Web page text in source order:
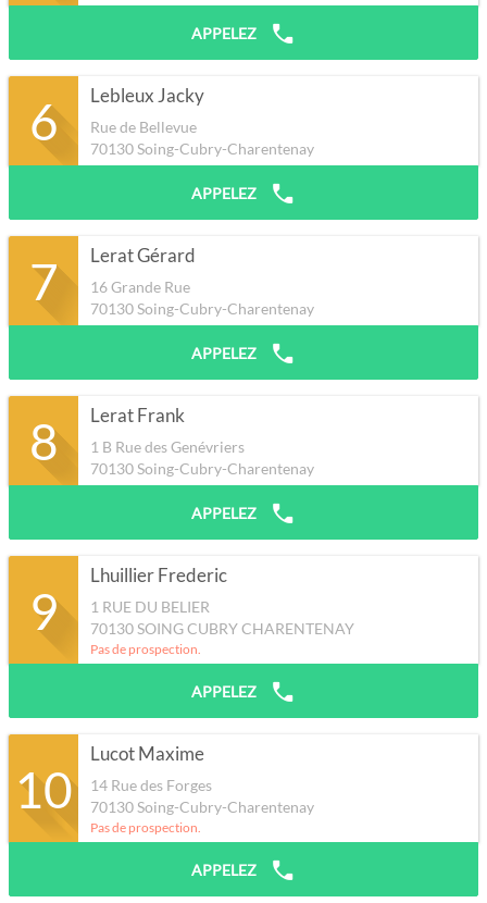
APPELEZ
6 Lebleux Jacky
Rue de Bellevue
70130Soing-Cubry-Charentenay
APPELEZ
7 Lerat Gérard
16 Grande Rue
70130Soing-Cubry-Charentenay
APPELEZ
8 Lerat Frank
1 B Rue des Genévriers
70130Soing-Cubry-Charentenay
APPELEZ
9
Lhuillier Frederic
1 RUE DU BELIER
70130SOING CUBRY CHARENTENAY
Pas de prospection.
APPELEZ
10
Lucot Maxime
14 Rue des Forges
70130Soing-Cubry-Charentenay
Pas de prospection.
APPELEZ